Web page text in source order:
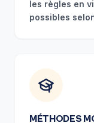
les règles en
possibles
MÉTHODES